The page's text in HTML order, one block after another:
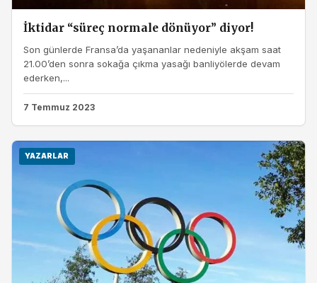
İktidar “süreç normale dönüyor” diyor!
Son günlerde Fransa’da yaşananlar nedeniyle akşam saat
21.00’den sonra sokağa çıkma yasağı banliyölerde devam
ederken,...
7 Temmuz 2023
YAZARLAR